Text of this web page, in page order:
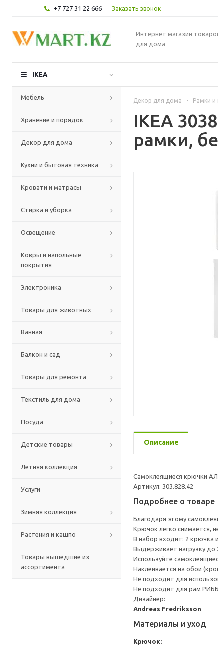
+7 727 31 22 666 Заказать звонок
Интернет магазин
для дома
IKEA
Мебель
Хранение и порядок
Декор для дома
Кухни и бытовая техника
Кровати и матрасы
Стирка и уборка
Освещение
Ковры и напольные
покрытия
Электроника
Товары для животных
Ванная
Балкон и сад
Товары для ремонта
Текстиль для дома
Посуда
Детские товары
Летняя коллекция
Услуги
Зимняя коллекция
Растения и кашпо
Товары вышедшие из
ассортимента
Декор для дома - Рамки и
IKEA
рамки,
Описание
Самоклеящиеся крючки
Артикул: 303.828.42
Подробнее о товаре
Благодаря этому
Крючок легко снимается,
В набор входит: 2 крючка
Выдерживает нагрузку до
Используйте
Наклеивается на обои
Не подходит для
Не подходит для рам
Дизайнер:
Andreas Fredriksson
Материалы и уход
Крючок: